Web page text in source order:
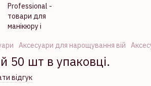
Аксесуари для нарощування вій
50 шт в упаковці.
відгук